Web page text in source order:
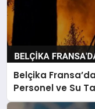
Belçika
Personel ve Su